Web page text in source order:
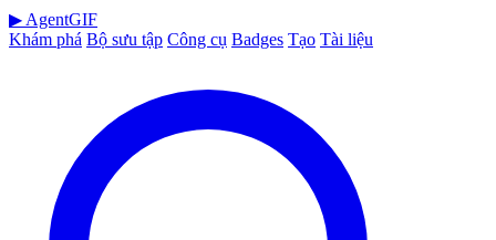
▶ AgentGIF
Khám phá Bộ sưu tập Công cụ Badges Tạo Tài liệu